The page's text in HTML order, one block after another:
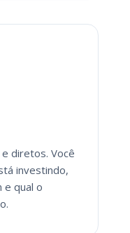
diretos. Você
investindo,
e qual o